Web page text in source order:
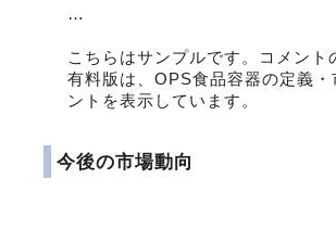
…
こちらはサンプルです。コメント
有料版は、OPS食品容器の定義・
ントを表示しています。
今後の市場動向